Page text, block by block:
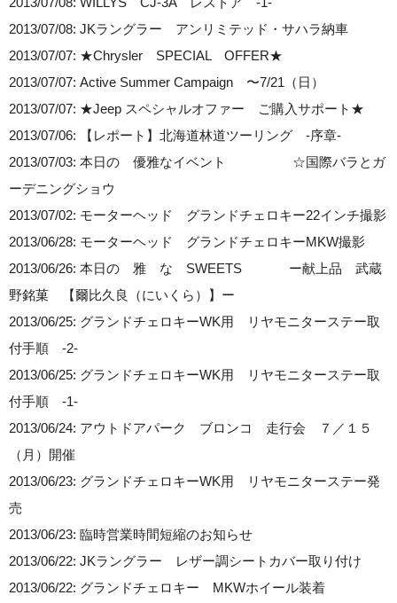
2013/07/08: JKラングラー アンリミテッド・サハラ納車
2013/07/07: ★Chrysler SPECIAL OFFER★
2013/07/07: Active Summer Campaign 〜7/21（日）
2013/07/07: ★Jeep スペシャルオファー ご購入サポート★
2013/07/06: 【レポート】北海道林道ツーリング -序章-
2013/07/03: 本日の 優雅なイベント ☆国際バラとガ
ーデニングショウ
2013/07/02: モーターヘッド グランドチェロキー22インチ撮影
2013/06/28: モーターヘッド グランドチェロキーMKW撮影
2013/06/26: 本日の 雅 な SWEETS ー献上品 武蔵
野銘菓 【爾比久良（にいくら）】ー
2013/06/25: グランドチェロキーWK用 リヤモニターステー取
付手順 -2-
2013/06/25: グランドチェロキーWK用 リヤモニターステー取
付手順 -1-
2013/06/24: アウトドアパーク ブロンコ 走行会 ７／１５
（月）開催
2013/06/23: グランドチェロキーWK用 リヤモニターステー発
売
2013/06/23: 臨時営業時間短縮のお知らせ
2013/06/22: JKラングラー レザー調シートカバー取り付け
2013/06/22: グランドチェロキー MKWホイール装着